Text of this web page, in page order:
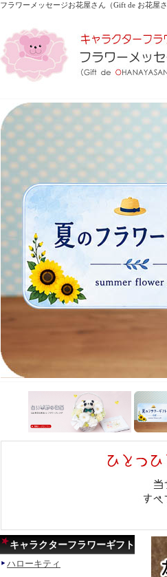
フラワーメッセージお花屋さん（Gift de お花屋
キャラクターフラワーギフト
ハローキティ